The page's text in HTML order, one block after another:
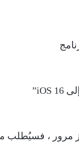
مرور ، فسيُطلب